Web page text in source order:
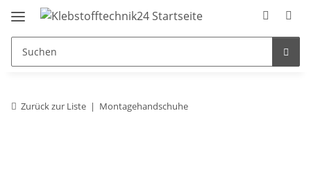
Zurück zur Liste Montagehandschuhe